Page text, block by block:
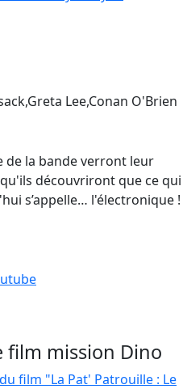
Lee,Conan O'Brien
de la bande verront leur
découvriront que ce qui
s’appelle… l'électronique !
film mission Dino
film "La Pat' Patrouille : Le